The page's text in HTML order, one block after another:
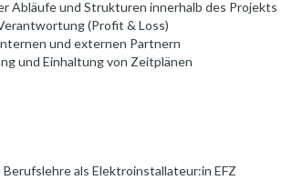
Abläufe und Strukturen innerhalb des Projekts
(Profit & Loss)
und externen Partnern
und Einhaltung von Zeitplänen
als Elektroinstallateur:in EFZ